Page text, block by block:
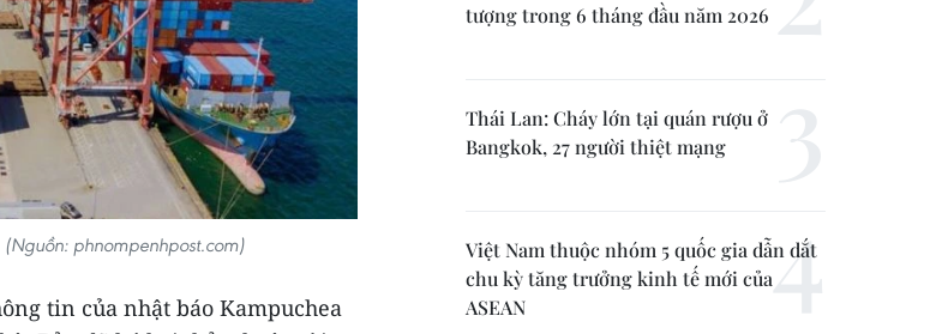
phnompenhpost.com)
tin của nhật báo Kampuchea
tượng trong 6 tháng đầu năm 2026
Thái Lan: Cháy lớn tại quán rượu ở
Bangkok, 27 người thiệt mạng
Việt Nam thuộc nhóm 5 quốc gia dẫn dắt
chu kỳ tăng trưởng kinh tế mới của
ASEAN